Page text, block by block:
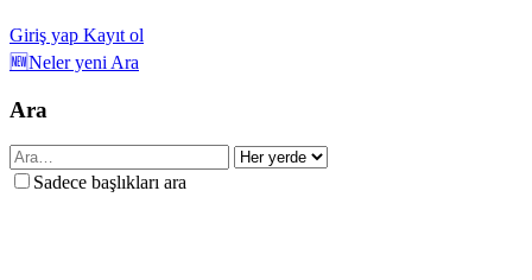
Giriş yap Kayıt ol
🆕Neler yeni Ara
Ara
Sadece başlıkları ara